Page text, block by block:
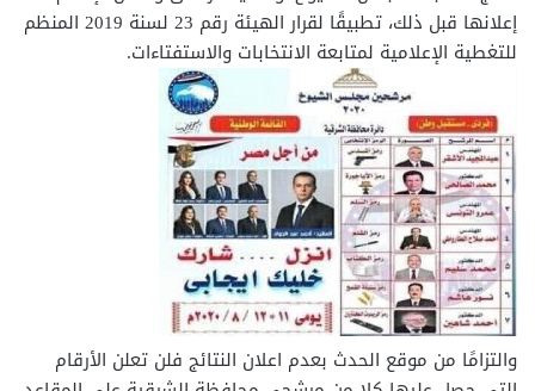
إعلانها قبل ذلك، تطبيقًا لقرار الهيئة رقم 23 لسنة 2019 المنظم
للتغطية الإعلامية لمتابعة الانتخابات والاستفتاءات.
والتزامًا من موقع الحدث بعدم اعلان النتائج فلن تعلن الأرقام